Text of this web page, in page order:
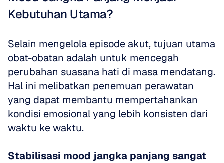
Kebutuhan Utama?
Selain mengelola episode akut, tujuan utama
obat-obatan adalah untuk mencegah
perubahan suasana hati di masa mendatang.
Hal ini melibatkan penemuan perawatan
yang dapat membantu mempertahankan
kondisi emosional yang lebih konsisten dari
waktu ke waktu.
Stabilisasi mood jangka panjang sangat